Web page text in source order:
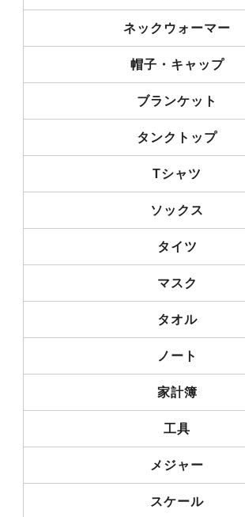
ネックウォーマー
帽子・キャップ
ブランケット
タンクトップ
Tシャツ
ソックス
タイツ
マスク
タオル
ノート
家計簿
工具
メジャー
スケール